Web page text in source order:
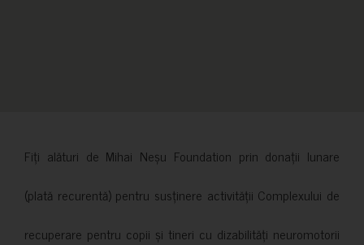
Fiți alături de Mihai Neșu Foundation prin donații lunare
(plată recurentă) pentru susținere activității Complexului de
recuperare pentru copii și tineri cu dizabilități neuromotorii